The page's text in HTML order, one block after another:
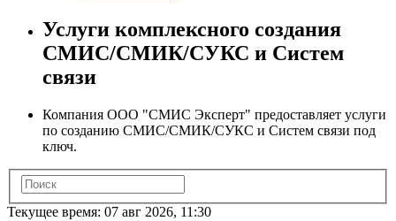
Услуги комплексного создания
СМИС/СМИК/СУКС и Систем
связи
Компания ООО "СМИС Эксперт" предоставляет услуги
по созданию СМИС/СМИК/СУКС и Систем связи под
ключ.
Текущее время: 07 авг 2026, 11:30